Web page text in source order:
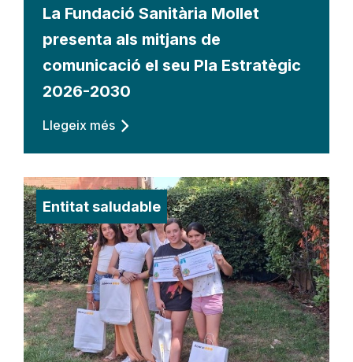
La Fundació Sanitària Mollet
presenta als mitjans de
comunicació el seu Pla Estratègic
2026-2030
Llegeix més
Entitat saludable